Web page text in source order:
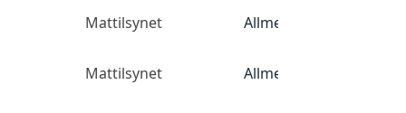
Mattilsynet Allmenn tilgang
Mattilsynet Allmenn tilgang